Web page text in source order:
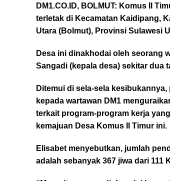
DM1.CO.ID, BOLMUT: Komus II
terletak di Kecamatan Kaidipang,
Utara (Bolmut), Provinsi Sulawesi
Desa ini dinakhodai oleh seorang
Sangadi (kepala desa) sekitar dua
Ditemui di sela-sela kesibukannya,
kepada wartawan DM1
terkait program-program kerja
kemajuan Desa Komus II Timur ini.
Elisabet menyebutkan, jumlah
adalah sebanyak 367 jiwa dari 111